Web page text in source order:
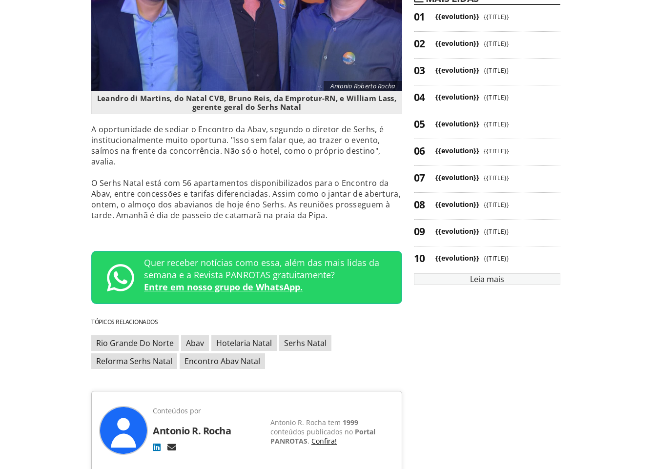
Antonio Roberto Rocha
Leandro di Martins, do Natal CVB, Bruno Reis, da Emprotur-RN, e William Lass,
gerente geral do Serhs Natal
A oportunidade de sediar o Encontro da Abav, segundo o diretor de Serhs, é
institucionalmente muito oportuna. "Isso sem falar que, ao trazer o evento,
saímos na frente da concorrência. Não só o hotel, como o próprio destino",
avalia.
O Serhs Natal está com 56 apartamentos disponibilizados para o Encontro da
Abav, entre concessões e tarifas diferenciadas. Assim como o jantar de abertura,
ontem, o almoço dos abavianos de hoje éno Serhs. As reuniões prosseguem à
tarde. Amanhã é dia de passeio de catamarã na praia da Pipa.
Quer receber notícias como essa, além das mais lidas da
semana e a Revista PANROTAS gratuitamente?
Entre em nosso grupo de WhatsApp.
TÓPICOS RELACIONADOS
Rio Grande Do Norte Abav Hotelaria Natal
Serhs Natal
Reforma Serhs Natal
Encontro Abav Natal
Conteúdos por
Antonio R. Rocha
Antonio R. Rocha tem 1999
conteúdos publicados no Portal
PANROTAS. Confira!
{{evolution}} {{TITLE}}
{{evolution}} {{TITLE}}
{{evolution}} {{TITLE}}
{{evolution}} {{TITLE}}
{{evolution}} {{TITLE}}
{{evolution}} {{TITLE}}
{{evolution}} {{TITLE}}
{{evolution}} {{TITLE}}
{{evolution}} {{TITLE}}
{{evolution}} {{TITLE}}
Leia mais